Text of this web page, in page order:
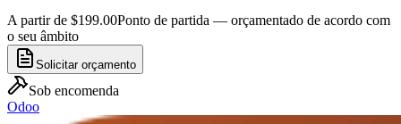
A partir de $199.00Ponto de partida — orçamentado de acordo com
o seu âmbito
Solicitar orçamento
Sob encomenda
Odoo